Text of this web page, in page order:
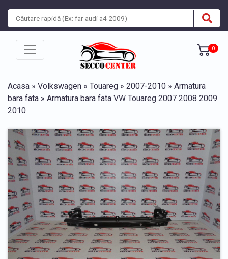
0
Acasa » Volkswagen » Touareg » 2007-2010 » Armatura
bara fata » Armatura bara fata VW Touareg 2007 2008 2009
2010